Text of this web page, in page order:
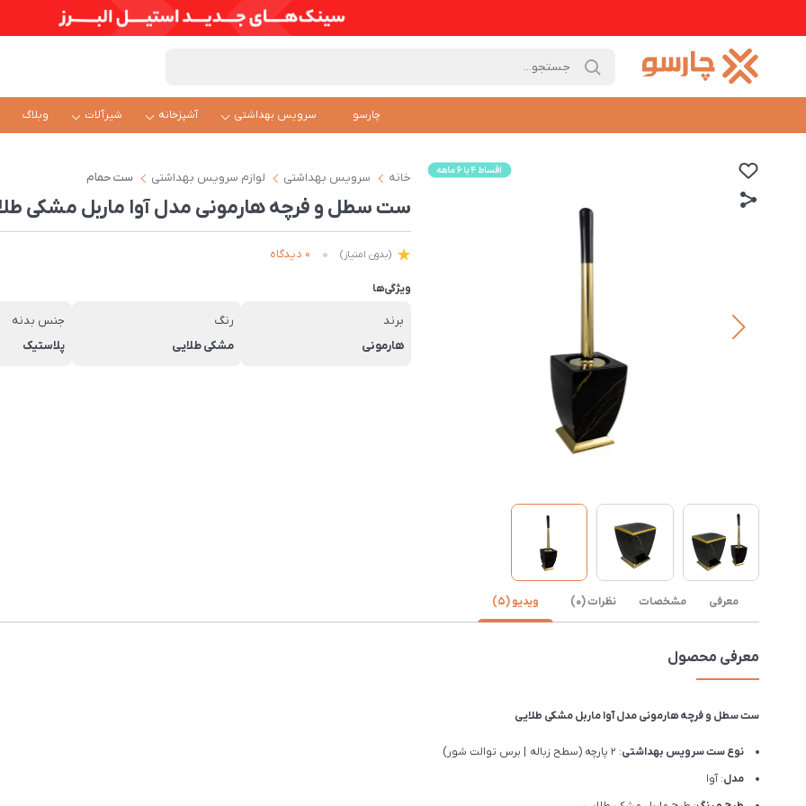
چارسو سرویس بهداشتی آشپزخانه شیرآلات وبلاگ
خانه سرویس بهداشتی لوازم سرویس بهداشتی ست حمام
ست سطل و فرچه هارمونی مدل آوا ماربل مشکی
(بدون امتیاز) 0 دیدگاه
ویژگی‌ها
برند
هارمونی
رنگ
مشکی طلایی
جنس بدنه
پلاستیک
معرفی مشخصات نظرات (0) ویدیو (5)
معرفی محصول
ست سطل و فرچه هارمونی مدل آوا ماربل مشکی طلایی
نوع ست سرویس بهداشتی: 2 پارچه (سطح زباله | برس توالت شور)
مدل: آوا